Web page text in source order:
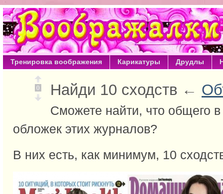
Тренировка воображения Карикатуры Друдлы
0 Найди 10 сходств ←
Сможете найти, что общего
обложек этих журналов?
В них есть, как минимум, 10